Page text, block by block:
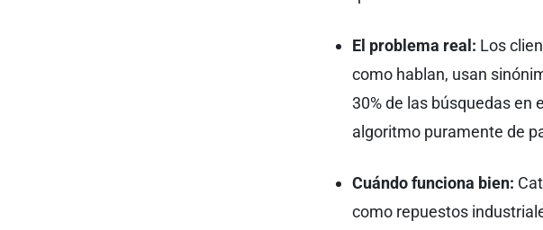
El problema real: Los
como hablan, usan
30% de las búsquedas en
algoritmo puramente de
Cuándo funciona bien:
como repuestos